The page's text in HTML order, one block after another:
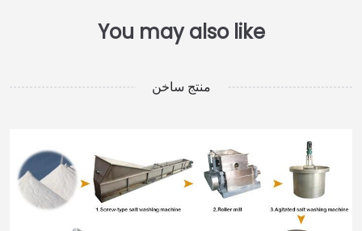
منتج ساخن